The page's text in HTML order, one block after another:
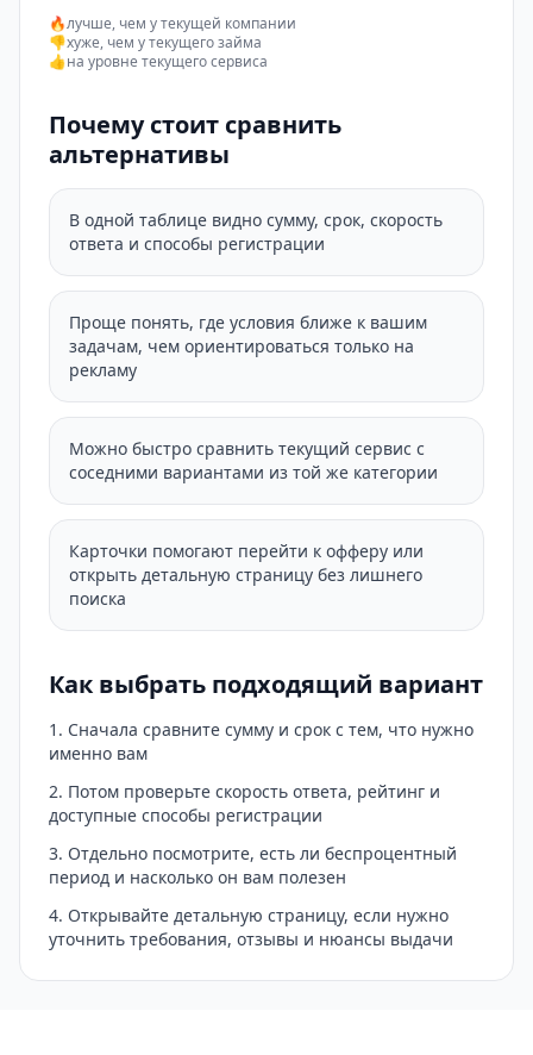
🔥лучше, чем у текущей компании
👎хуже, чем у текущего займа
👍на уровне текущего сервиса
Почему стоит сравнить
альтернативы
В одной таблице видно сумму, срок, скорость
ответа и способы регистрации
Проще понять, где условия ближе к вашим
задачам, чем ориентироваться только на
рекламу
Можно быстро сравнить текущий сервис с
соседними вариантами из той же категории
Карточки помогают перейти к офферу или
открыть детальную страницу без лишнего
поиска
Как выбрать подходящий вариант
Сначала сравните сумму и срок с тем, что нужно
именно вам
Потом проверьте скорость ответа, рейтинг и
доступные способы регистрации
Отдельно посмотрите, есть ли беспроцентный
период и насколько он вам полезен
Открывайте детальную страницу, если нужно
уточнить требования, отзывы и нюансы выдачи